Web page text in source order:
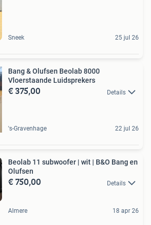
Sneek 25 jul 26
Bang & Olufsen Beolab 8000
Vloerstaande Luidsprekers
€ 375,00 Details
's-Gravenhage 22 jul 26
Beolab 11 subwoofer | wit | B&O Bang en
Olufsen
€ 750,00 Details
Almere 18 apr 26